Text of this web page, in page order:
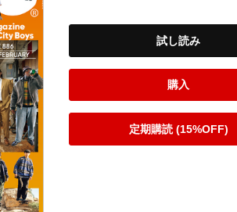
試し読み
購入
定期購読 (15%OFF)